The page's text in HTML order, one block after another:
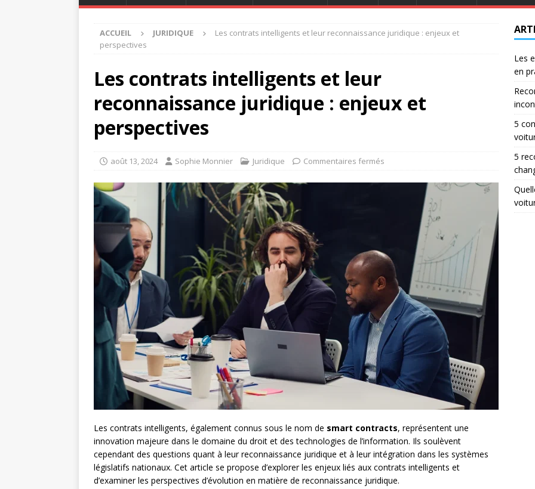
ACCUEIL JURIDIQUE
Les contrats intelligents et leur reconnaissance juridique : enjeux et
perspectives
Les contrats intelligents et leur
reconnaissance juridique : enjeux et
perspectives
août 13, 2024 Sophie Monnier Juridique Commentaires fermés
Les contrats intelligents, également connus sous le nom de smart contracts, représentent une
innovation majeure dans le domaine du droit et des technologies de l’information. Ils soulèvent
cependant des questions quant à leur reconnaissance juridique et à leur intégration dans les systèmes
législatifs nationaux. Cet article se propose d’explorer les enjeux liés aux contrats intelligents et
d’examiner les perspectives d’évolution en matière de reconnaissance juridique.
Les
en
5
5